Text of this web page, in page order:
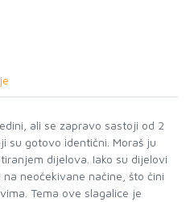
ali se zapravo sastoji od 2
su gotovo identični. Moraš ju
dijelova. Iako su dijelovi
neočekivane načine, što čini
Tema ove slagalice je